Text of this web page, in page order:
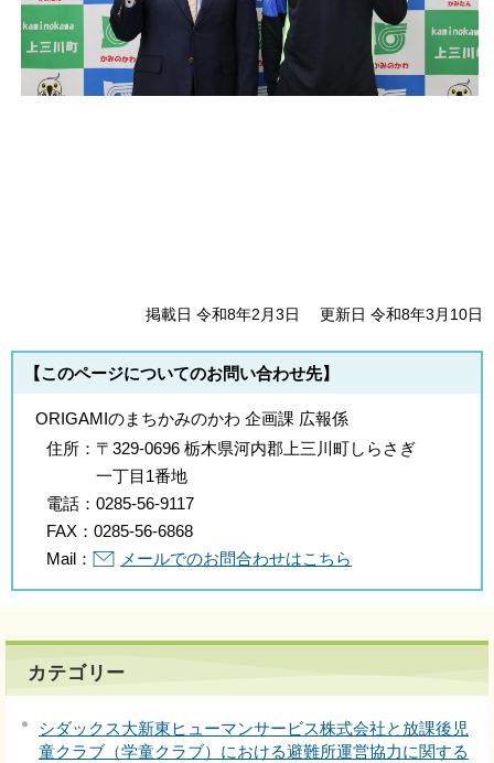
掲載日 令和8年2月3日 更新日 令和8年3月10日
【このページについてのお問い合わせ先】
ORIGAMIのまちかみのかわ 企画課 広報係
住所： 〒329-0696 栃木県河内郡上三川町しらさぎ
一丁目1番地
電話： 0285-56-9117
FAX： 0285-56-6868
Mail：
メールでのお問合わせはこちら
カテゴリー
シダックス大新東ヒューマンサービス株式会社と放課後児
童クラブ（学童クラブ）における避難所運営協力に関する